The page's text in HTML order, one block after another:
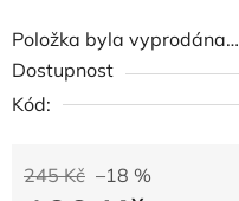
Položka byla vyprodána…
Dostupnost
Kód:
245 Kč –18 %